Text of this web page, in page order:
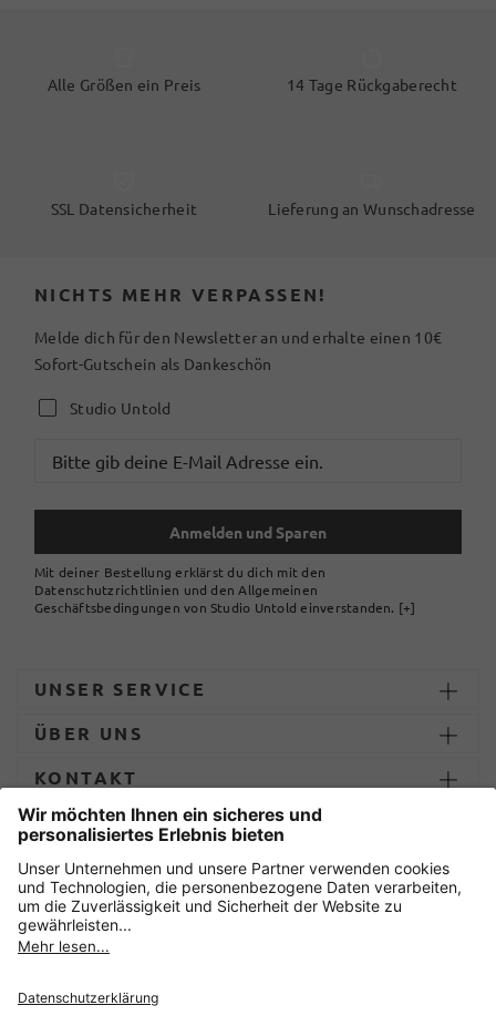
Alle Größen ein Preis 14 Tage Rückgaberecht
SSL Datensicherheit Lieferung an Wunschadresse
NICHTS MEHR VERPASSEN!
Melde dich für den Newsletter an und erhalte einen 10€
Sofort-Gutschein als Dankeschön
Studio Untold
Anmelden und Sparen
Mit deiner Bestellung erklärst du dich mit den
Datenschutzrichtlinien und den Allgemeinen
Geschäftsbedingungen von Studio Untold einverstanden. [+]
UNSER SERVICE
ÜBER UNS
KONTAKT
ZAHLUNG UND LIEFERUNG
Sicher einkaufen mit